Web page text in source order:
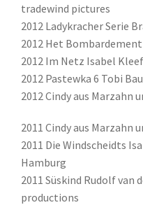
tradewind pictures
2012 Ladykracher Serie
2012 Het
2012 Im Netz Isabel
2012 Pastewka 6 Tobi
2012 Cindy aus Marzahn
2011 Cindy aus Marzahn
2011 Die Windscheidts
Hamburg
2011 Süskind Rudolf van
productions